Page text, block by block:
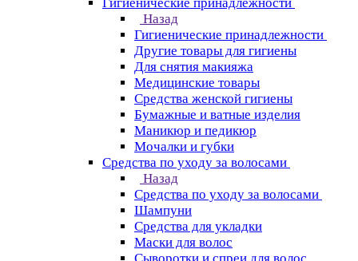
Назад
Гигиенические принадлежности
Другие товары для гигиены
Для снятия макияжа
Медицинские товары
Средства женской гигиены
Бумажные и ватные изделия
Маникюр и педикюр
Мочалки и губки
Средства по уходу за волосами
Назад
Средства по уходу за волосами
Шампуни
Средства для укладки
Маски для волос